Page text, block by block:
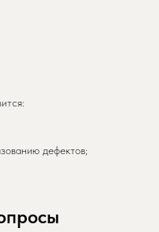
дефектов;